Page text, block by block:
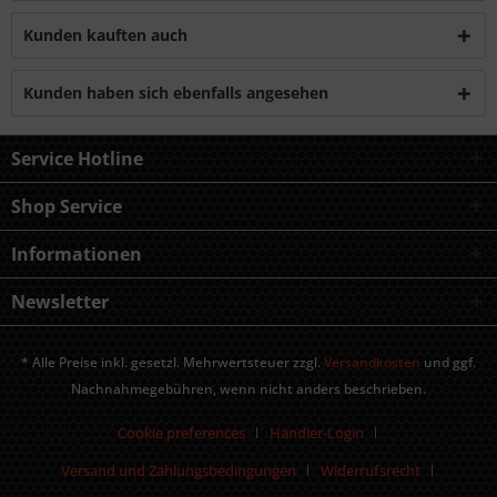
Kunden kauften auch
Kunden haben sich ebenfalls angesehen
Service Hotline
Shop Service
Informationen
Newsletter
* Alle Preise inkl. gesetzl. Mehrwertsteuer zzgl. Versandkosten und ggf.
Nachnahmegebühren, wenn nicht anders beschrieben.
Cookie preferences
Händler-Login
Versand und Zahlungsbedingungen
Widerrufsrecht